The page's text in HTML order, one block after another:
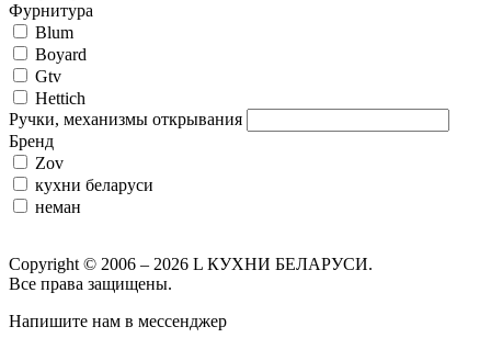
Фурнитура
Blum
Boyard
Gtv
Hettich
Ручки, механизмы открывания
Бренд
Zov
кухни беларуси
неман
Copyright © 2006 – 2026 L КУХНИ БЕЛАРУСИ.
Все права защищены.
Напишите нам в мессенджер